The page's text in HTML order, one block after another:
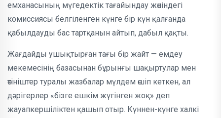
емханасының мүгедектік тағайындау жөніндегі
комиссиясы белгіленген күнге бір күн қалғанда
қабылдауды бас тартқанын айтып, дабыл қақты.
Жағдайды ушықтырған тағы бір жайт — емдеу
мекемесінің базасынан бұрынғы шақыртулар мен
өтініштер туралы жазбалар мүлдем өшіп кеткен, ал
дәрігерлер «бізге ешкім жүгінген жоқ» деп
жауапкершіліктен қашып отыр. Күннен-күнге халкі